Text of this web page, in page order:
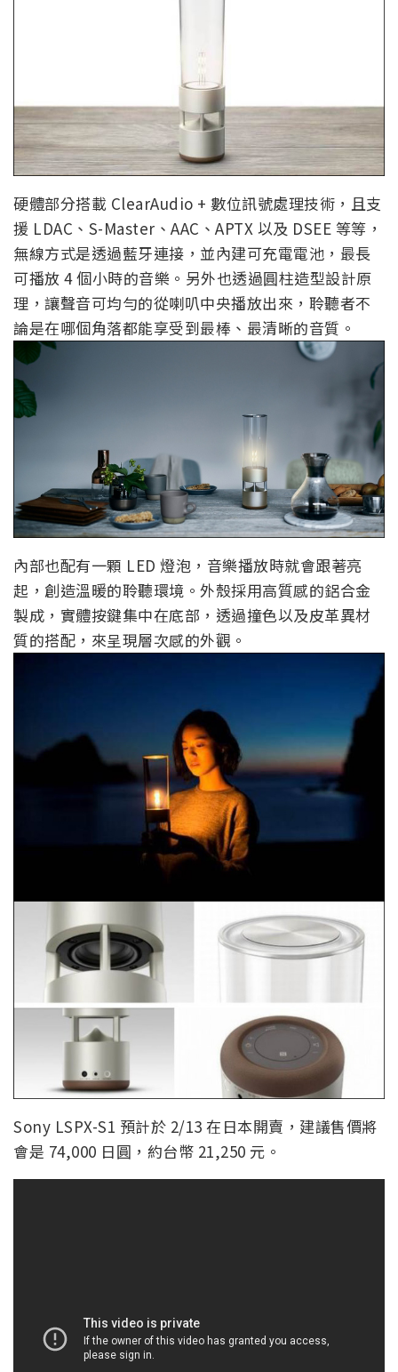
硬體部分搭載 ClearAudio + 數位訊號處理技術，且支
援 LDAC、S-Master、AAC、APTX 以及 DSEE 等等，
無線方式是透過藍牙連接，並內建可充電電池，最長
可播放 4 個小時的音樂。另外也透過圓柱造型設計原
理，讓聲音可均勻的從喇叭中央播放出來，聆聽者不
論是在哪個角落都能享受到最棒、最清晰的音質。
內部也配有一顆 LED 燈泡，音樂播放時就會跟著亮
起，創造溫暖的聆聽環境。外殼採用高質感的鋁合金
製成，實體按鍵集中在底部，透過撞色以及皮革異材
質的搭配，來呈現層次感的外觀。
Sony LSPX-S1 預計於 2/13 在日本開賣，建議售價將
會是 74,000 日圓，約台幣 21,250 元。